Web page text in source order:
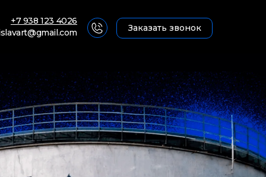
+7 938 123 4026
Заказать звонок